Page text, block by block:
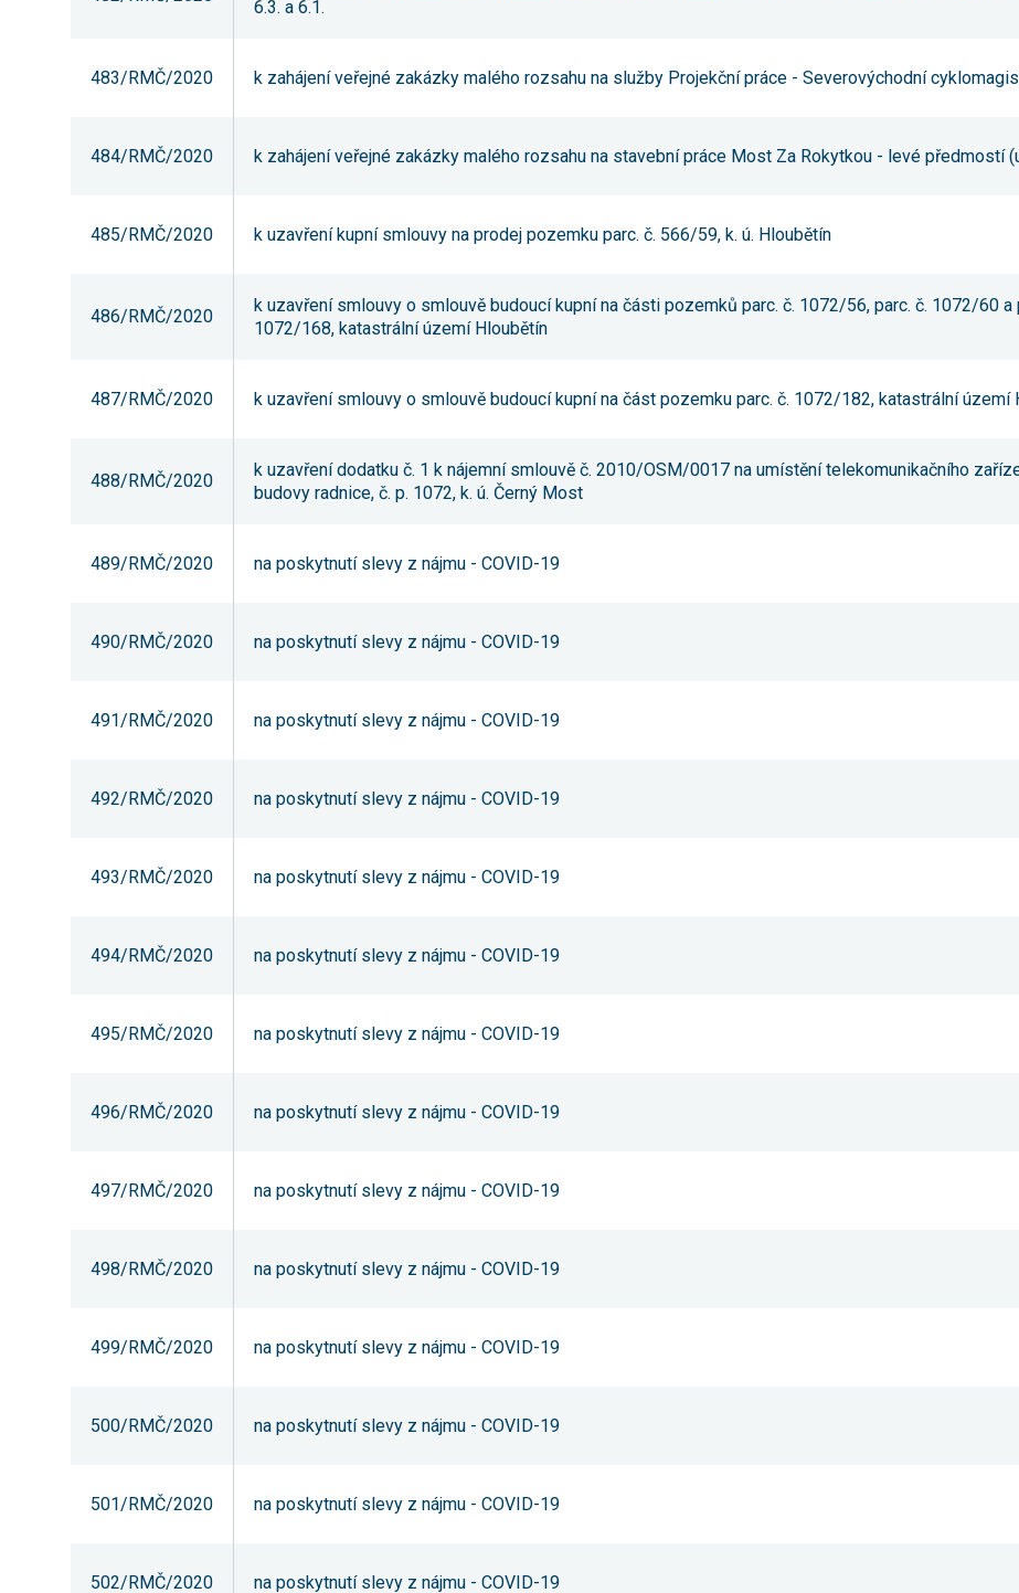
6.3. a 6.1.
483/RMČ/2020 k zahájení veřejné zakázky malého rozsahu na služby Projekční práce - Severovýchodní
484/RMČ/2020 k zahájení veřejné zakázky malého rozsahu na stavební práce Most Za Rokytkou - levé předmostí
485/RMČ/2020 k uzavření kupní smlouvy na prodej pozemku parc. č. 566/59, k. ú. Hloubětín
486/RMČ/2020
k uzavření smlouvy o smlouvě budoucí kupní na části pozemků parc. č. 1072/56, parc. č. 1072/60 a
1072/168, katastrální území Hloubětín
487/RMČ/2020 k uzavření smlouvy o smlouvě budoucí kupní na část pozemku parc. č. 1072/182, katastrální území
488/RMČ/2020
k uzavření dodatku č. 1 k nájemní smlouvě č. 2010/OSM/0017 na umístění telekomunikačního
budovy radnice, č. p. 1072, k. ú. Černý Most
489/RMČ/2020 na poskytnutí slevy z nájmu - COVID-19
490/RMČ/2020 na poskytnutí slevy z nájmu - COVID-19
491/RMČ/2020 na poskytnutí slevy z nájmu - COVID-19
492/RMČ/2020 na poskytnutí slevy z nájmu - COVID-19
493/RMČ/2020 na poskytnutí slevy z nájmu - COVID-19
494/RMČ/2020 na poskytnutí slevy z nájmu - COVID-19
495/RMČ/2020 na poskytnutí slevy z nájmu - COVID-19
496/RMČ/2020 na poskytnutí slevy z nájmu - COVID-19
497/RMČ/2020 na poskytnutí slevy z nájmu - COVID-19
498/RMČ/2020 na poskytnutí slevy z nájmu - COVID-19
499/RMČ/2020 na poskytnutí slevy z nájmu - COVID-19
500/RMČ/2020 na poskytnutí slevy z nájmu - COVID-19
501/RMČ/2020 na poskytnutí slevy z nájmu - COVID-19
502/RMČ/2020 na poskytnutí slevy z nájmu - COVID-19
pseudonymizované
a reklam